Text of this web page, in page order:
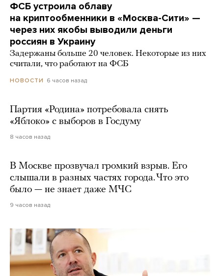
ФСБ устроила облаву
на криптообменники в «Москва-Сити» —
через них якобы выводили деньги
россиян в Украину
Задержаны больше 20 человек. Некоторые из них
считали, что работают на ФСБ
НОВОСТИ 6 часов назад
Партия «Родина» потребовала снять
«Яблоко» с выборов в Госдуму
8 часов назад
В Москве прозвучал громкий взрыв. Его
слышали в разных частях города. Что это
было — не знает даже МЧС
9 часов назад